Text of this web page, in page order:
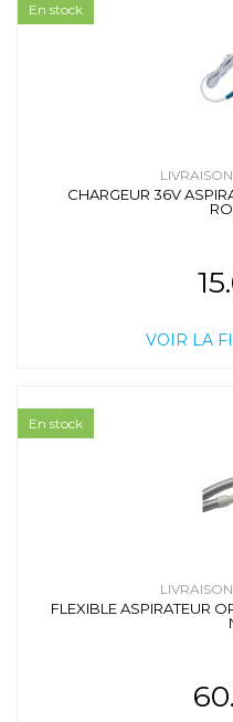
CHARGEUR 36V
VOIR LA
En stock
FLEXIBLE ASPIRATEUR
En stock